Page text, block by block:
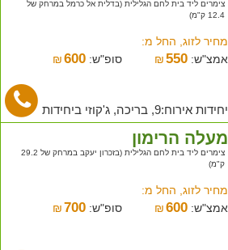
צימרים ליד בית לחם הגלילית (בדלית אל כרמל במרחק של
12.4 ק"מ)
מחיר לזוג, החל מ:
אמצ"ש:
₪550 סופ"ש: ₪ 600
יחידות אירוח:9, בריכה, ג'קוזי ביחידות
מעלה הרימון
צימרים ליד בית לחם הגלילית (בזכרון יעקב במרחק של 29.2
ק"מ)
מחיר לזוג, החל מ:
אמצ"ש:
₪600 סופ"ש: ₪ 700